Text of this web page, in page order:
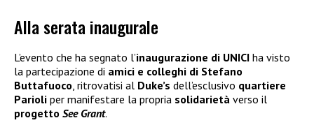
Alla serata inaugurale
L’evento che ha segnato l’inaugurazione di UNICI ha visto
la partecipazione di amici e colleghi di Stefano
Buttafuoco , ritrovatisi al Duke’s dell’esclusivo quartiere
Parioli per manifestare la propria solidarietà verso il
progetto See Grant.